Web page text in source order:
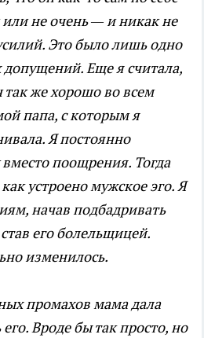
не очень — и никак не
Это было лишь одно
Еще я считала,
же хорошо во всем
папа, с которым я
Я постоянно
поощрения. Тогда
устроено мужское эго. Я
начав подбадривать
его болельщицей.
изменилось.
промахов мама дала
Вроде бы так просто, но